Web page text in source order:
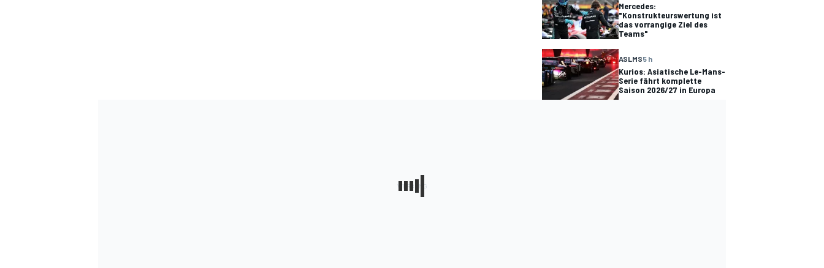
Mercedes:
"Konstrukteurswertung ist
das vorrangige Ziel des
Teams"
ASLMS5 h
Kurios: Asiatische Le-Mans-
Serie fährt komplette
Saison 2026/27 in Europa